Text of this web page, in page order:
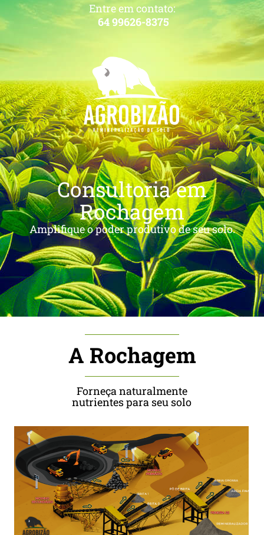
Consultoria em
Rochagem
Entre em contato:
64 99626-8375
Amplifique o poder produtivo de seu solo.
A Rochagem
Forneça naturalmente
nutrientes para seu solo